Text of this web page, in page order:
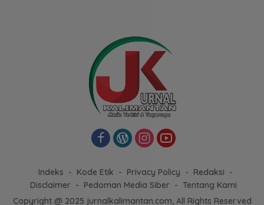
Indeks Kode Etik Privacy Policy
Redaksi
Disclaimer
Pedoman Media Siber
Tentang Kami
Copyright @ 2025 jurnalkalimantan.com, All Rights Reserved